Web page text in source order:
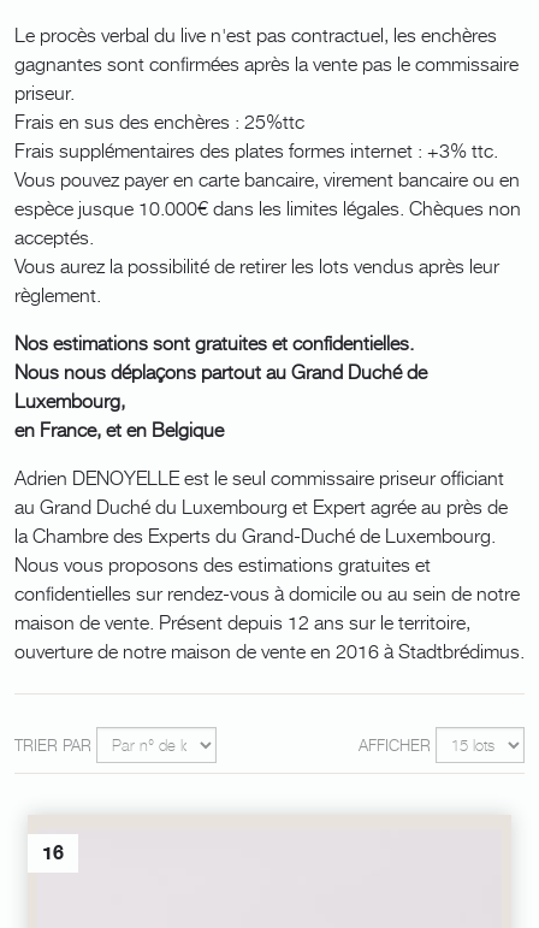
Le procès verbal du live n'est pas contractuel, les enchères
gagnantes sont confirmées après la vente pas le commissaire
priseur.
Frais en sus des enchères : 25%ttc
Frais supplémentaires des plates formes internet : +3% ttc.
Vous pouvez payer en carte bancaire, virement bancaire ou en
espèce jusque 10.000€ dans les limites légales. Chèques non
acceptés.
Vous aurez la possibilité de retirer les lots vendus après leur
règlement.
Nos estimations sont gratuites et confidentielles.
Nous nous déplaçons partout au Grand Duché de
Luxembourg,
en France, et en Belgique
Adrien DENOYELLE est le seul commissaire priseur officiant
au Grand Duché du Luxembourg et Expert agrée au près de
la Chambre des Experts du Grand-Duché de Luxembourg.
Nous vous proposons des estimations gratuites et
confidentielles sur rendez-vous à domicile ou au sein de notre
maison de vente. Présent depuis 12 ans sur le territoire,
ouverture de notre maison de vente en 2016 à Stadtbrédimus.
TRIER PAR AFFICHER
16